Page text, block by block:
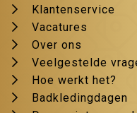
Klantenservice
Vacatures
Over ons
Veelgestelde
Hoe werkt het?
Badkledingdagen